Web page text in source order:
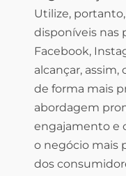
Utilize,
disponíveis nas
Facebook,
alcançar,
de forma mais
abordagem
engajamento e
o negócio mais
dos